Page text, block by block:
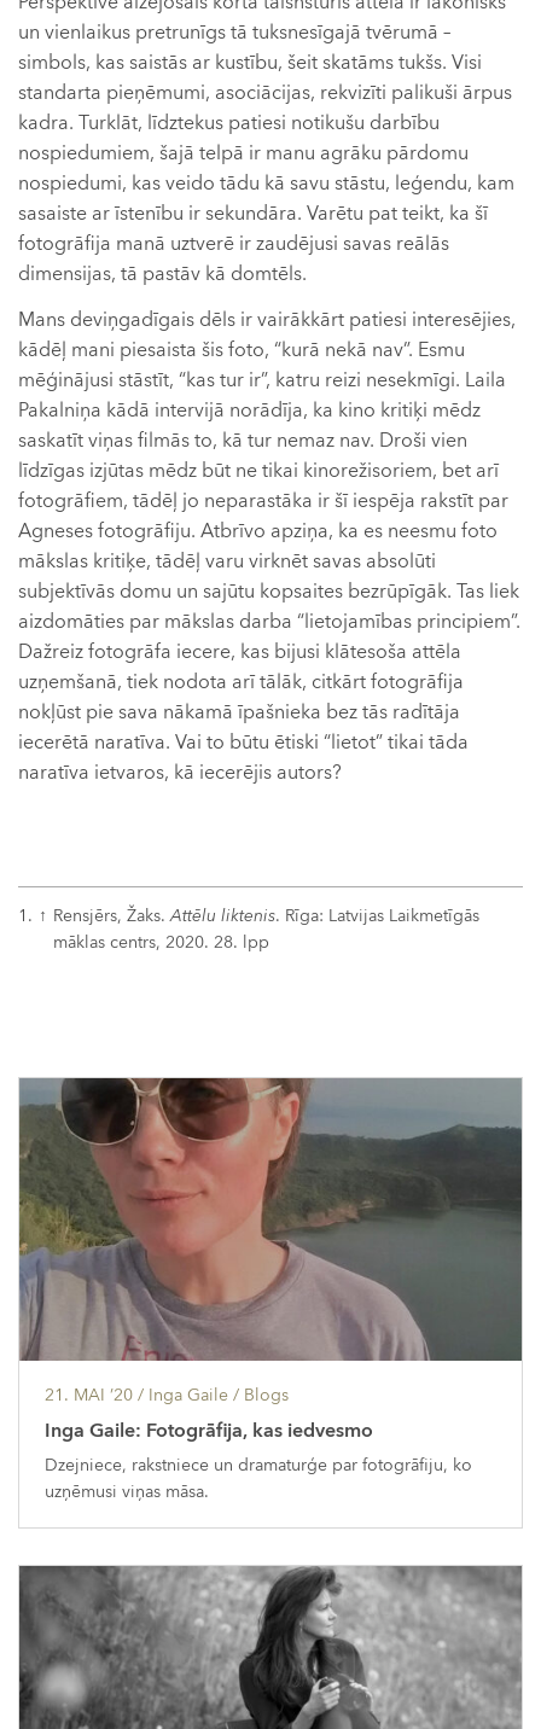
un vienlaikus pretrunīgs tā tuksnesīgajā tvērumā –
simbols, kas saistās ar kustību, šeit skatāms tukšs. Visi
standarta pieņēmumi, asociācijas, rekvizīti palikuši ārpus
kadra. Turklāt, līdztekus patiesi notikušu darbību
nospiedumiem, šajā telpā ir manu agrāku pārdomu
nospiedumi, kas veido tādu kā savu stāstu, leģendu, kam
sasaiste ar īstenību ir sekundāra. Varētu pat teikt, ka šī
fotogrāfija manā uztverē ir zaudējusi savas reālās
dimensijas, tā pastāv kā domtēls.
Mans deviņgadīgais dēls ir vairākkārt patiesi interesējies,
kādēļ mani piesaista šis foto, “kurā nekā nav”. Esmu
mēģinājusi stāstīt, “kas tur ir”, katru reizi nesekmīgi. Laila
Pakalniņa kādā intervijā norādīja, ka kino kritiķi mēdz
saskatīt viņas filmās to, kā tur nemaz nav. Droši vien
līdzīgas izjūtas mēdz būt ne tikai kinorežisoriem, bet arī
fotogrāfiem, tādēļ jo neparastāka ir šī iespēja rakstīt par
Agneses fotogrāfiju. Atbrīvo apziņa, ka es neesmu foto
mākslas kritiķe, tādēļ varu virknēt savas absolūti
subjektīvās domu un sajūtu kopsaites bezrūpīgāk. Tas liek
aizdomāties par mākslas darba “lietojamības principiem”.
Dažreiz fotogrāfa iecere, kas bijusi klātesoša attēla
uzņemšanā, tiek nodota arī tālāk, citkārt fotogrāfija
nokļūst pie sava nākamā īpašnieka bez tās radītāja
iecerētā naratīva. Vai to būtu ētiski “lietot” tikai tāda
naratīva ietvaros, kā iecerējis autors?
1. ↑ Rensjērs, Žaks.Attēlu liktenis. Rīga: Latvijas Laikmetīgās
māklas centrs, 2020. 28. lpp
21. MAI ’20 / Inga Gaile / Blogs
Inga Gaile: Fotogrāfija, kas iedvesmo
Dzejniece, rakstniece un dramaturģe par fotogrāfiju, ko
uzņēmusi viņas māsa.